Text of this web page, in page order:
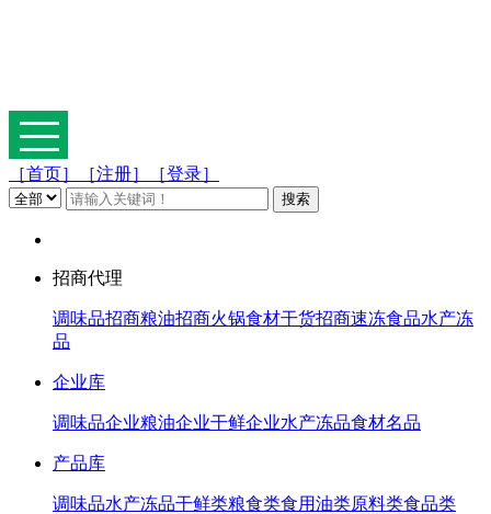
［首页］ ［注册］ ［登录］
招商代理
调味品招商粮油招商火锅食材干货招商速冻食品水产冻
品
企业库
调味品企业粮油企业干鲜企业水产冻品食材名品
产品库
调味品水产冻品干鲜类粮食类食用油类原料类食品类